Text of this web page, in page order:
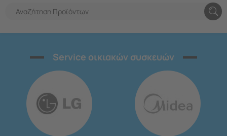
Service οικιακών συσκευών